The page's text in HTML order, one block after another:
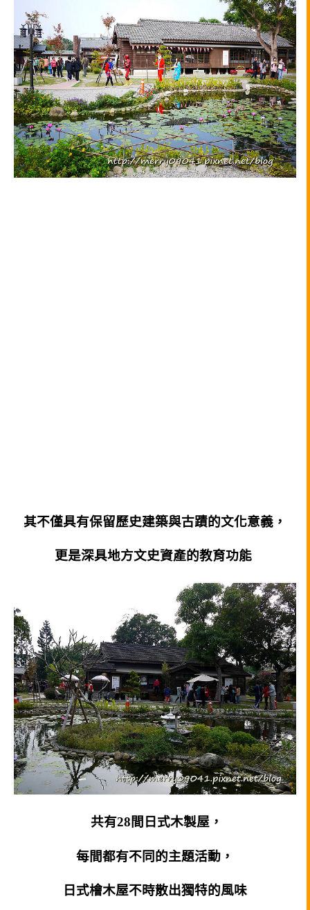
其不僅具有保留歷史建築與古蹟的文化意義，
更是深具地方文史資產的教育功能
共有28間日式木製屋，
每間都有不同的主題活動，
日式檜木屋不時散出獨特的風味